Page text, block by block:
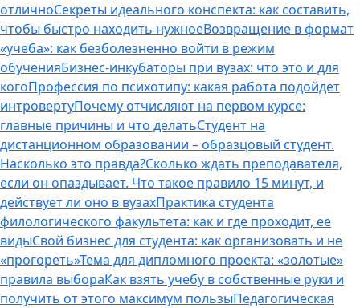
отличноСекреты идеального конспекта: как составить,
чтобы быстро находить нужноеВозвращение в формат
«учеба»: как безболезненно войти в режим
обученияБизнес-инкубаторы при вузах: что это и для
когоПрофессия по психотипу: какая работа подойдет
интровертуПочему отчисляют на первом курсе:
главные причины и что делатьСтудент на
дистанционном образовании – образцовый студент.
Насколько это правда?Сколько ждать преподавателя,
если он опаздывает. Что такое правило 15 минут, и
действует ли оно в вузахПрактика студента
филологического факультета: как и где проходит, ее
видыСвой бизнес для студента: как организовать и не
«прогореть»Тема для дипломного проекта: «золотые»
правила выбораКак взять учебу в собственные руки и
получить от этого максимум пользыПедагогическая